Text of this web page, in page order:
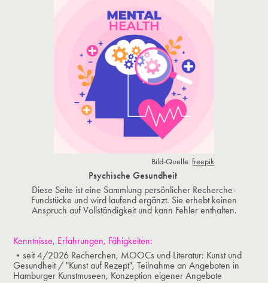
Bild-Quelle:freepik
Psychische Gesundheit
Diese Seite ist eine Sammlung persönlicher Recherche-
Fundstücke und wird laufend ergänzt. Sie erhebt keinen
Anspruch auf Vollständigkeit und kann Fehler enthalten.
Kenntnisse, Erfahrungen, Fähigkeiten:
​​​​​​​•seit 4/2026 Recherchen, MOOCs und Literatur: Kunst und
Gesundheit / "Kunst auf Rezept", Teilnahme an Angeboten in
Hamburger Kunstmuseen, Konzeption eigener Angebote